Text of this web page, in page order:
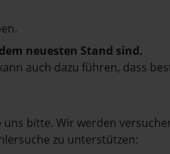
neuesten Stand sind.
auch dazu führen, dass
bitte. Wir werden
zu unterstützen: